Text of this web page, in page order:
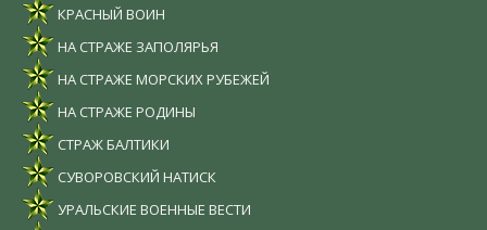
КРАСНЫЙ ВОИН
НА СТРАЖЕ ЗАПОЛЯРЬЯ
НА СТРАЖЕ МОРСКИХ РУБЕЖЕЙ
НА СТРАЖЕ РОДИНЫ
СТРАЖ БАЛТИКИ
СУВОРОВСКИЙ НАТИСК
УРАЛЬСКИЕ ВОЕННЫЕ ВЕСТИ